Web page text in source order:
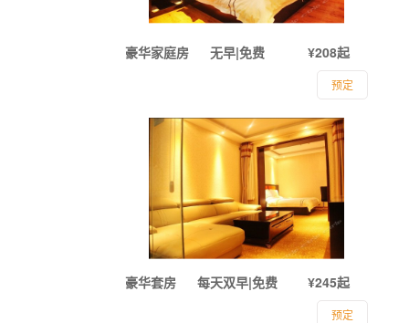
豪华家庭房 ¥208起
无早|免费
预定
豪华套房 ¥245起
每天双早|免费
预定